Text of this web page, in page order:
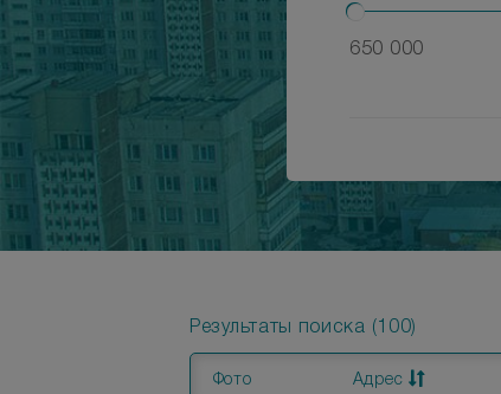
650 000
Результаты поиска (100)
Фото Адрес